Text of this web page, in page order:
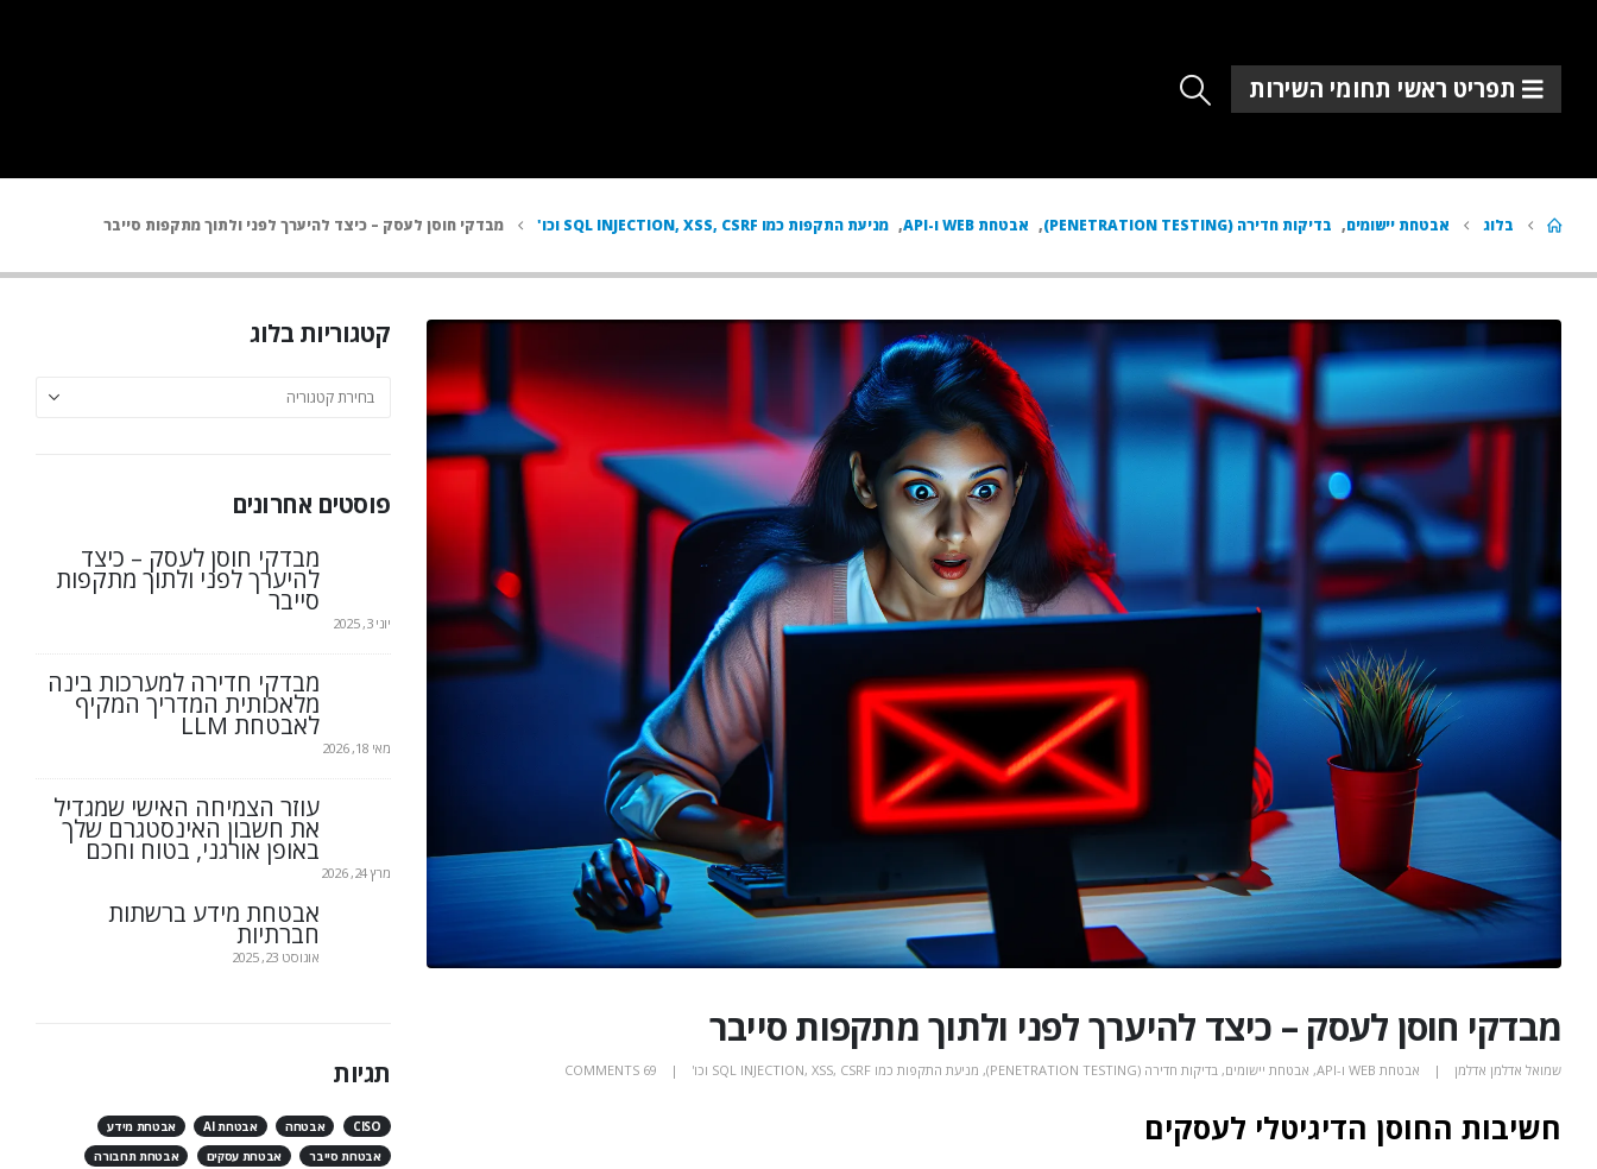
תפריט ראשי תחומי השירות
בלוג אבטחת יישומים, בדיקות חדירה (PENETRATION TESTING) , אבטחת WEB ו-API , מניעת התקפות כמו SQL INJECTION, XSS, CSRF וכו' מבדקי חוסן לעסק – כיצד להיערך לפני ולתוך מתקפות סייבר
מבדקי חוסן לעסק – כיצד להיערך לפני ולתוך מתקפות סייבר
שמואל אדלמן אדלמן אבטחת WEB ו-API , אבטחת יישומים, בדיקות חדירה (PENETRATION TESTING) , מניעת התקפות כמו SQL INJECTION, XSS, CSRF וכו' 69 COMMENTS
חשיבות החוסן הדיגיטלי לעסקים
קטגוריות בלוג
פוסטים אחרונים
מבדקי חוסן לעסק – כיצד
להיערך לפני ולתוך מתקפות
סייבר
יוני 3, 2025
מבדקי חדירה למערכות בינה
מלאכותית המדריך המקיף
לאבטחת LLM
מאי 18, 2026
עוזר הצמיחה האישי שמגדיל
את חשבון האינסטגרם שלך
באופן אורגני, בטוח וחכם
מרץ 24, 2026
אבטחת מידע ברשתות
חברתיות
אוגוסט 23, 2025
תגיות
CISO אבטחה אבטחת AI
אבטחת מידע
אבטחת סייבר
אבטחת עסקים
אבטחת תחבורה